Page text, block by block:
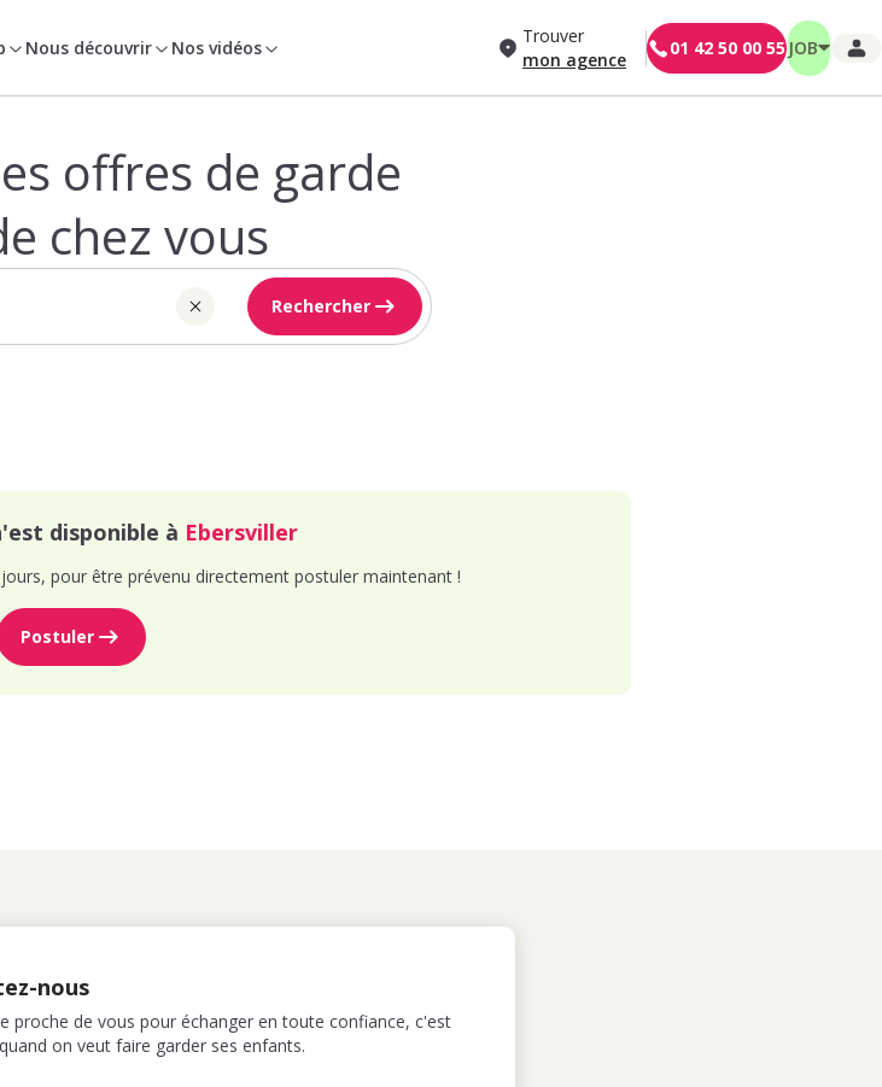
Nous découvrir Nos vidéos
Trouver
mon agence
01 42 50 00 55 JOB
offres de garde
chez vous
Rechercher
disponible à Ebersviller
pour être prévenu directement postuler maintenant !
Postuler
nous
proche de vous pour échanger en toute confiance, c'est
on veut faire garder ses enfants.